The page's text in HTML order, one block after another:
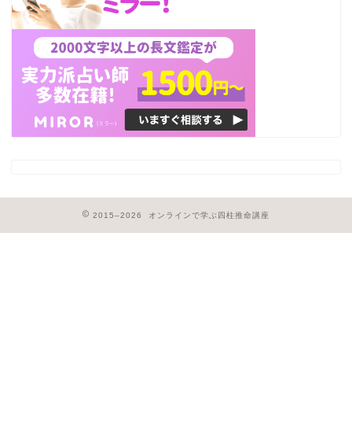
2015–2026 オンラインで学ぶ四柱推命講座